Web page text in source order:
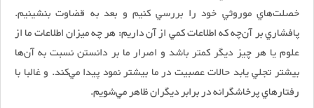
خصلت‌هاي موروثي خود را بررسي كنيم و بعد به قضاوت بنشينيم.
پافشاري بر آن‌چه كه اطلاعات كمي از آن داريم: هر چه ميزان اطلاعات ما از
علوم يا هر چيز ديگر كمتر باشد و اصرار ما بر دانستن نسبت به آن‌ها
بيشتر تجلي يابد حالات عصبيت در ما بيشتر نمود پيدا مي‌كند. و غالبا با
رفتارهاي پرخاشگرانه در برابر ديگران ظاهر مي‌شويم.